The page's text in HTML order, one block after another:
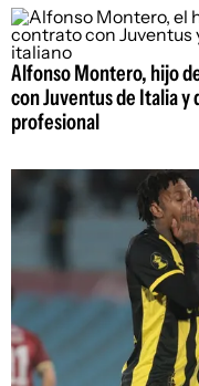
Alfonso Montero, hijo
con Juventus de Italia
profesional